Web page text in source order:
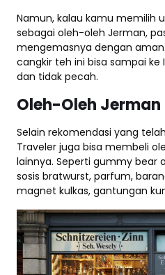
Namun, kalau kamu memilih
sebagai oleh-oleh Jerman,
mengemasnya dengan
cangkir teh ini bisa sampai
dan tidak pecah.
Oleh-Oleh Jerman
Selain rekomendasi yang
Traveler juga bisa membeli
lainnya. Seperti gummy bear
sosis bratwurst, parfum,
magnet kulkas, gantungan